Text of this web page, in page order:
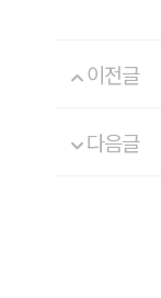
이전글
다음글